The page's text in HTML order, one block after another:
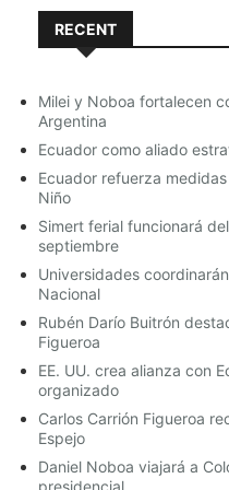
«Los libros caían de las
se derrumbaría», dijo
Escenas similares se
Guwahati (noreste),
Por el momento, no se
pero un corresponsal de
principal ciudad
minerales de Assam, dijo
«conmocionados»
Los temblores se
600 kilómetros de
Bengala Occidental,
temblaron. «Muchas
de sus casas con
RECENT
Milei y Noboa fortalecen
Argentina
Ecuador como aliado
Ecuador refuerza
Niño
Simert ferial funcionará
septiembre
Universidades
Nacional
Rubén Darío Buitrón
Figueroa
EE. UU. crea alianza con
organizado
Carlos Carrión Figueroa
Espejo
Daniel Noboa viajará a